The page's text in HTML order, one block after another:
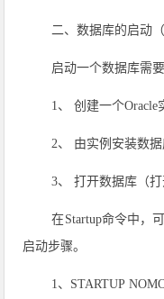
二、数据库的启动（
启动一个数据库需
1、 创建一个Oracle
2、 由实例安装数据
3、 打开数据库（打
在Startup命令中，
启动步骤。
1、STARTUP